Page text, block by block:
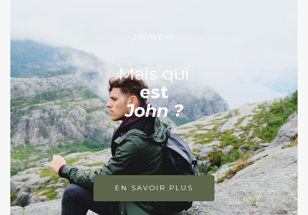
JOOWBAR
Mais qui
est
John ?
EN SAVOIR PLUS